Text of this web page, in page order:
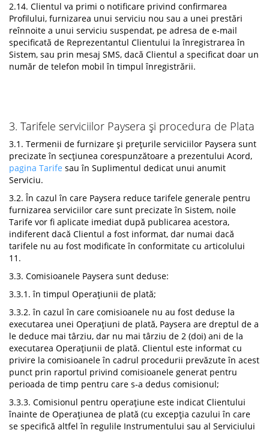
2.14. Clientul va primi o notificare privind confirmarea
Profilului, furnizarea unui serviciu nou sau a unei prestări
reînnoite a unui serviciu suspendat, pe adresa de e-mail
specificată de Reprezentantul Clientului la înregistrarea în
Sistem, sau prin mesaj SMS, dacă Clientul a specificat doar un
număr de telefon mobil în timpul înregistrării.
3. Tarifele serviciilor Paysera și procedura de Plata
3.1. Termenii de furnizare și prețurile serviciilor Paysera sunt
precizate în secțiunea corespunzătoare a prezentului Acord,
pagina Tarife sau în Suplimentul dedicat unui anumit
Serviciu.
3.2. În cazul în care Paysera reduce tarifele generale pentru
furnizarea serviciilor care sunt precizate în Sistem, noile
Tarife vor fi aplicate imediat după publicarea acestora,
indiferent dacă Clientul a fost informat, dar numai dacă
tarifele nu au fost modificate în conformitate cu articolului
11.
3.3. Comisioanele Paysera sunt deduse:
3.3.1. în timpul Operațiunii de plată;
3.3.2. în cazul în care comisioanele nu au fost deduse la
executarea unei Operațiuni de plată, Paysera are dreptul de a
le deduce mai târziu, dar nu mai târziu de 2 (doi) ani de la
executarea Operațiunii de plată. Clientul este informat cu
privire la comisioanele în cadrul procedurii prevăzute în acest
punct prin raportul privind comisioanele generat pentru
perioada de timp pentru care s-a dedus comisionul;
3.3.3. Comisionul pentru operațiune este indicat Clientului
înainte de Operațiunea de plată (cu excepția cazului în care
se specifică altfel în regulile Instrumentului sau al Serviciului